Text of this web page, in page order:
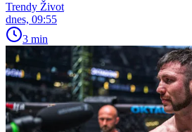
Trendy Život
dnes, 09:55
3 min